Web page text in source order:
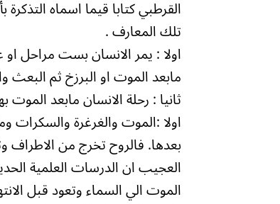
القرطبي كتابا قيما اسماه
تلك المعارف .
اولا : يمر الانسان بست مراحل او
مابعد الموت او البرزخ ثم البعث
ثانيا : رحلة الانسان مابعد
اولا :الموت والغرغرة والسكرات
بعدها. فالروح تخرج من الاطراف
العجيب ان الدرسات العلمية
الموت الي السماء وتعود قبل